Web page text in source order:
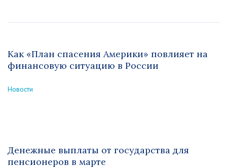
Как «План спасения Америки» повлияет на
финансовую ситуацию в России
Новости
Денежные выплаты от государства для
пенсионеров в марте